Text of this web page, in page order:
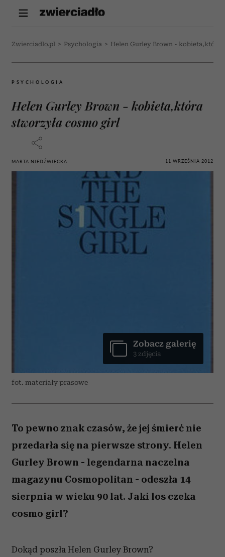
Zwierciadlo.pl > Psychologia > Helen Gurley Brown - kobieta,która
PSYCHOLOGIA
Helen Gurley Brown - kobieta,która
stworzyła cosmo girl
MARTA NIEDŹWIECKA 11 WRZEŚNIA 2012
fot. materiały prasowe
Zobacz galerię
3 zdjęcia
To pewno znak czasów, że jej śmierć nie
przedarła się na pierwsze strony. Helen
Gurley Brown - legendarna naczelna
magazynu Cosmopolitan - odeszła 14
sierpnia w wieku 90 lat. Jaki los czeka
cosmo girl?
Dokąd poszła Helen Gurley Brown?